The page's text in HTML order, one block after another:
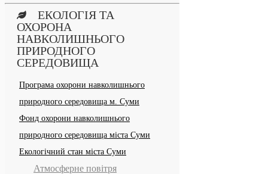
ЕКОЛОГІЯ ТА
ОХОРОНА
НАВКОЛИШНЬОГО
ПРИРОДНОГО
СЕРЕДОВИЩА
Програма охорони навколишнього
природного середовища м. Суми
Фонд охорони навколишнього
природного середовища міста Суми
Екологічний стан міста Суми
Атмосферне повітря